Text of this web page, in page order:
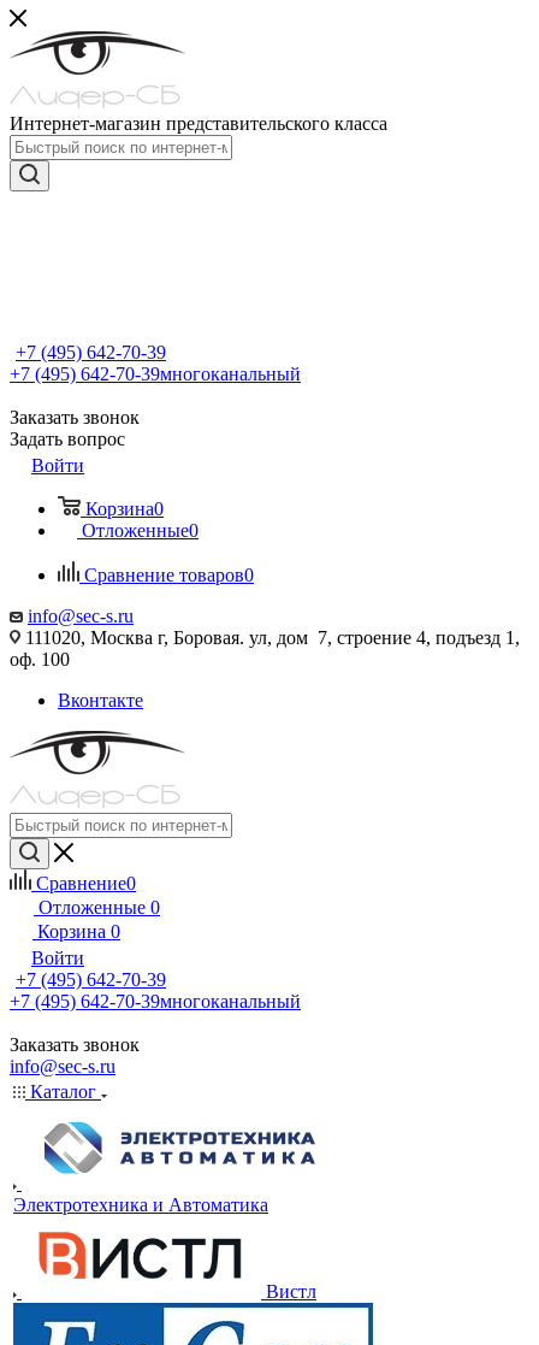
Интернет-магазин представительского класса
+7 (495) 642-70-39
+7 (495) 642-70-39многоканальный
Заказать звонок
Задать вопрос
Войти
Корзина0
Отложенные0
Сравнение товаров0
info@sec-s.ru
111020, Москва г, Боровая. ул, дом 7, строение 4, подъезд 1,
оф. 100
Вконтакте
Сравнение0
Отложенные 0
Корзина 0
Войти
+7 (495) 642-70-39
+7 (495) 642-70-39многоканальный
Заказать звонок
info@sec-s.ru
Каталог
Электротехника и Автоматика
Вистл